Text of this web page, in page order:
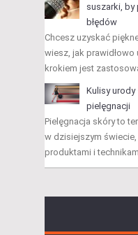
suszarki, by
błędów
Chcesz uzyskać
wiesz, jak
krokiem jest
Kulisy
pielęgnacji
Pielęgnacja skóry to
w dzisiejszym
produktami i